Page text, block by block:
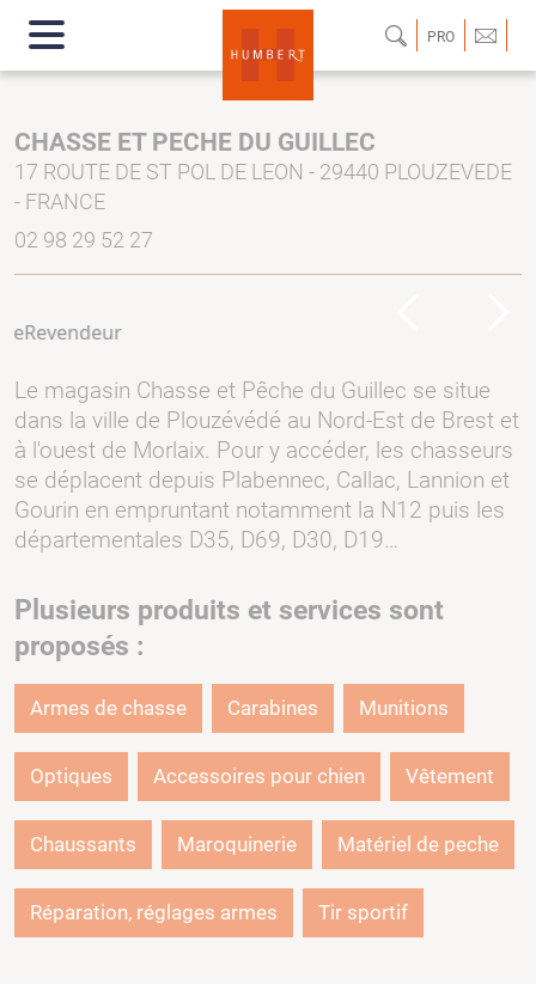
PRO
CHASSE ET PECHE DU GUILLEC
17 ROUTE DE ST POL DE LEON - 29440 PLOUZEVEDE
- FRANCE
02 98 29 52 27
Le magasin Chasse et Pêche du Guillec se situe
dans la ville de Plouzévédé au Nord-Est de Brest et
à l'ouest de Morlaix. Pour y accéder, les chasseurs
se déplacent depuis Plabennec, Callac, Lannion et
Gourin en empruntant notamment la N12 puis les
départementales D35, D69, D30, D19…
Plusieurs produits et services sont
proposés :
Armes de chasse Carabines Munitions
Optiques Accessoires pour chien Vêtement
Chaussants Maroquinerie Matériel de peche
Réparation, réglages armes Tir sportif